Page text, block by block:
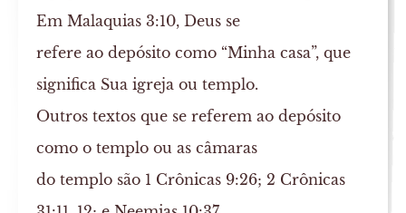
Em Malaquias 3:10, Deus se
refere ao depósito como “Minha casa”, que
significa Sua igreja ou templo.
Outros textos que se referem ao depósito
como o templo ou as câmaras
do templo são 1 Crônicas 9:26; 2 Crônicas